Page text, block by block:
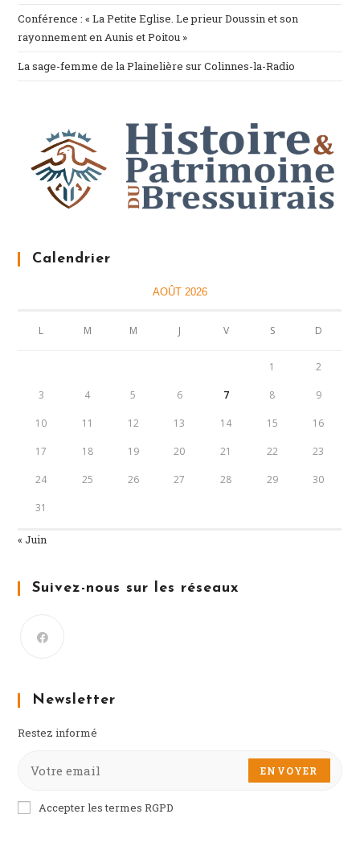
Conférence : « La Petite Eglise. Le prieur Doussin et son
rayonnement en Aunis et Poitou »
La sage-femme de la Plainelière sur Colinnes-la-Radio
Calendrier
AOÛT 2026
L M M J V S D
1 2
3 4 5 6 7 8 9
10 11 12 13 14 15 16
17 18 19 20 21 22 23
24 25 26 27 28 29 30
31
« Juin
Suivez-nous sur les réseaux
Newsletter
Restez informé
ENVOYER
Accepter les termes RGPD